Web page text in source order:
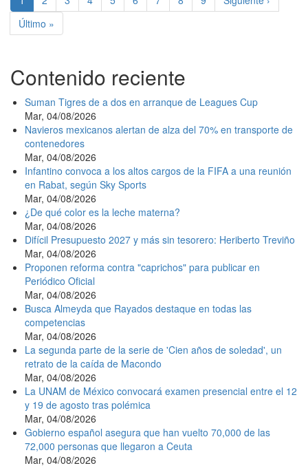
actual
página
Última
página
Último »
Contenido reciente
Suman Tigres de a dos en arranque de Leagues Cup
Mar, 04/08/2026
Navieros mexicanos alertan de alza del 70% en transporte de
contenedores
Mar, 04/08/2026
Infantino convoca a los altos cargos de la FIFA a una reunión
en Rabat, según Sky Sports
Mar, 04/08/2026
¿De qué color es la leche materna?
Mar, 04/08/2026
Difícil Presupuesto 2027 y más sin tesorero: Heriberto Treviño
Mar, 04/08/2026
Proponen reforma contra "caprichos" para publicar en
Periódico Oficial
Mar, 04/08/2026
Busca Almeyda que Rayados destaque en todas las
competencias
Mar, 04/08/2026
La segunda parte de la serie de 'Cien años de soledad', un
retrato de la caída de Macondo
Mar, 04/08/2026
La UNAM de México convocará examen presencial entre el 12
y 19 de agosto tras polémica
Mar, 04/08/2026
Gobierno español asegura que han vuelto 70,000 de las
72,000 personas que llegaron a Ceuta
Mar, 04/08/2026